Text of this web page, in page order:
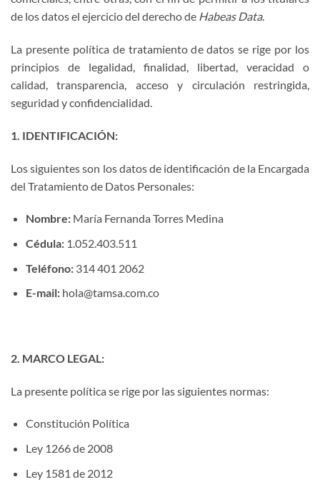
de los datos el ejercicio del derecho de Habeas Data.
La presente política de tratamiento de datos se rige por los
principios de legalidad, finalidad, libertad, veracidad o
calidad, transparencia, acceso y circulación restringida,
seguridad y confidencialidad.
1. IDENTIFICACIÓN:
Los siguientes son los datos de identificación de la Encargada
del Tratamiento de Datos Personales:
Nombre:María Fernanda Torres Medina
Cédula:1.052.403.511
Teléfono:314 401 2062
E-mail:hola@tamsa.com.co
2. MARCO LEGAL:
La presente política se rige por las siguientes normas:
Constitución Política
Ley 1266 de 2008
Ley 1581 de 2012